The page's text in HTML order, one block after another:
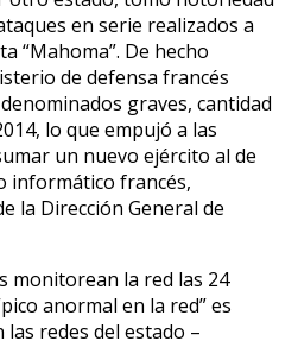
en serie realizados a
“Mahoma”. De hecho
de defensa francés
graves, cantidad
lo que empujó a las
un nuevo ejército al de
informático francés,
la Dirección General de
monitorean la red las 24
anormal en la red” es
redes del estado –